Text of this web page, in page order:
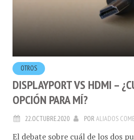
OTROS
DISPLAYPORT VS HDMI –
OPCIÓN PARA MÍ?
22.OCTUBRE.2020 POR ALIADOS
El debate sobre cuál de los dos